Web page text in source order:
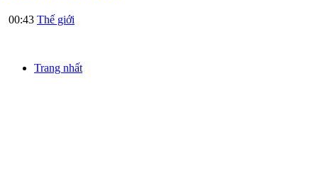
00:43 Thế giới
Trang nhất